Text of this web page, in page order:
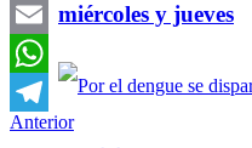
miércoles y jueves
Twitter
Email
WhatsApp
Telegram
Anterior